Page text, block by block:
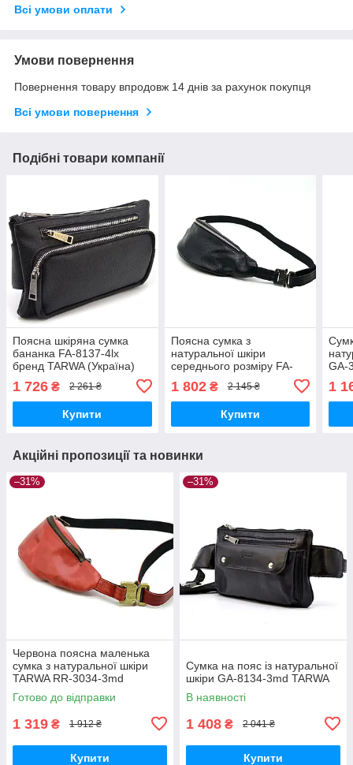
Всі умови оплати
Умови повернення
Повернення товару впродовж 14 днів за рахунок покупця
Всі умови повернення
Подібні товари компанії
Поясна шкіряна сумка
бананка FA-8137-4lx
бренд TARWA (Україна)
1 726 ₴ 2 261 ₴
Купити
Поясна сумка з
натуральної шкіри
середнього розміру FA-
1 802₴ 2 145 ₴
Купити
GA-
1
Акційні пропозиції та новинки
–31%
Червона поясна маленька
сумка з натуральної шкіри
TARWA RR-3034-3md
Готово до відправки
1 319 ₴ 1 912 ₴
Купити
–31%
Сумка на пояс із натуральної
шкіри GA-8134-3md TARWA
В наявності
1 408 ₴ 2 041 ₴
Купити